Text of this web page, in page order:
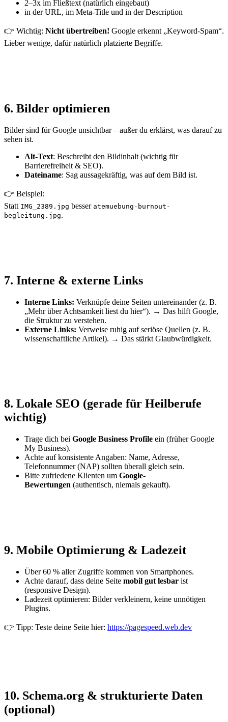
2–3x im Fließtext (natürlich eingebaut)
in der URL, im Meta-Title und in der Description
👉 Wichtig: Nicht übertreiben! Google erkennt „Keyword-Spam“.
Lieber wenige, dafür natürlich platzierte Begriffe.
6. Bilder optimieren
Bilder sind für Google unsichtbar – außer du erklärst, was darauf zu
sehen ist.
Alt-Text: Beschreibt den Bildinhalt (wichtig für
Barrierefreiheit & SEO).
Dateiname: Sag aussagekräftig, was auf dem Bild ist.
👉 Beispiel:
Statt IMG_2389.jpg besser atemuebung-burnout-
begleitung.jpg.
7. Interne & externe Links
Interne Links: Verknüpfe deine Seiten untereinander (z. B.
„Mehr über Achtsamkeit liest du hier“). → Das hilft Google,
die Struktur zu verstehen.
Externe Links: Verweise ruhig auf seriöse Quellen (z. B.
wissenschaftliche Artikel). → Das stärkt Glaubwürdigkeit.
8. Lokale SEO (gerade für Heilberufe
wichtig)
Trage dich bei Google Business Profile ein (früher Google
My Business).
Achte auf konsistente Angaben: Name, Adresse,
Telefonnummer (NAP) sollten überall gleich sein.
Bitte zufriedene Klienten um Google-
Bewertungen (authentisch, niemals gekauft).
9. Mobile Optimierung & Ladezeit
Über 60 % aller Zugriffe kommen von Smartphones.
Achte darauf, dass deine Seite mobil gut lesbar ist
(responsive Design).
Ladezeit optimieren: Bilder verkleinern, keine unnötigen
Plugins.
👉 Tipp: Teste deine Seite hier: https://pagespeed.web.dev
10. Schema.org & strukturierte Daten
(optional)